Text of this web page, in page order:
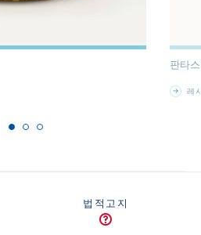
판타
레
법적고지